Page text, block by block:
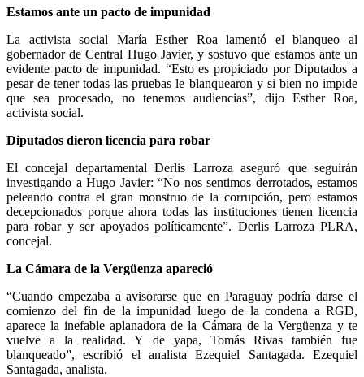
Estamos ante un pacto de impunidad
La activista social María Esther Roa lamentó el blanqueo al
gobernador de Central Hugo Javier, y sostuvo que estamos ante un
evidente pacto de impunidad. “Esto es propiciado por Diputados a
pesar de tener todas las pruebas le blanquearon y si bien no impide
que sea procesado, no tenemos audiencias”, dijo Esther Roa,
activista social.
Diputados dieron licencia para robar
El concejal departamental Derlis Larroza aseguró que seguirán
investigando a Hugo Javier: “No nos sentimos derrotados, estamos
peleando contra el gran monstruo de la corrupción, pero estamos
decepcionados porque ahora todas las instituciones tienen licencia
para robar y ser apoyados políticamente”. Derlis Larroza PLRA,
concejal.
La Cámara de la Vergüenza apareció
“Cuando empezaba a avisorarse que en Paraguay podría darse el
comienzo del fin de la impunidad luego de la condena a RGD,
aparece la inefable aplanadora de la Cámara de la Vergüenza y te
vuelve a la realidad. Y de yapa, Tomás Rivas también fue
blanqueado”, escribió el analista Ezequiel Santagada. Ezequiel
Santagada, analista.